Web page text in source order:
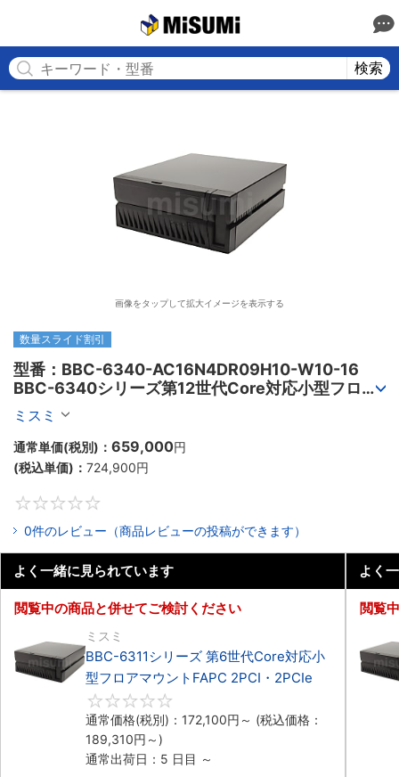
検索
画像をタップして拡大イメージを表示する
数量スライド割引
型番：BBC-6340-AC16N4DR09H10-W10-16
BBC-6340シリーズ第12世代Core対応小型フロア
マウントPC2PCI/2PCIe
ミスミ
通常単価(税別)： 659,000円
(税込単価)： 724,900円
0件のレビュー（商品レビューの投稿ができます）
よく一緒に見られています
閲覧中の商品と併せてご検討ください
ミスミ
BBC-6311シリーズ 第6世代Core対応小
型フロアマウントFAPC 2PCI・2PCIe
通常価格(税別)： 172,100円 ～ (税込価格：
189,310円 ～)
通常出荷日：5 日目 ～
よく
閲覧